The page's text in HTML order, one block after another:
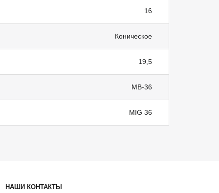
16
Коническое
19,5
MB-36
MIG 36
НАШИ КОНТАКТЫ